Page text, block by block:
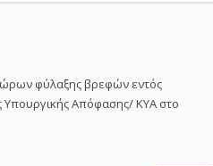
φύλαξης βρεφών εντός
Υπουργικής Απόφασης/ ΚΥΑ στο